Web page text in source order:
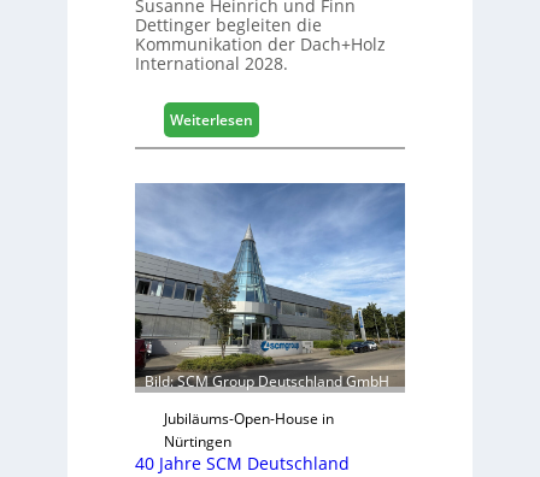
e
s
G
e
s
c
h
f
s
j
a
h
r
Susanne Heinrich und Finn
Dettinger begleiten die
Kommunikation der Dach+Holz
International 2028.
Weiterlesen:
V
r
r
e
t
e
r
f
ü
r
D
c
Bild: SCM Group Deutschland GmbH
Jubiläums-Open-House in
Nürtingen
40 Jahre SCM Deutschland